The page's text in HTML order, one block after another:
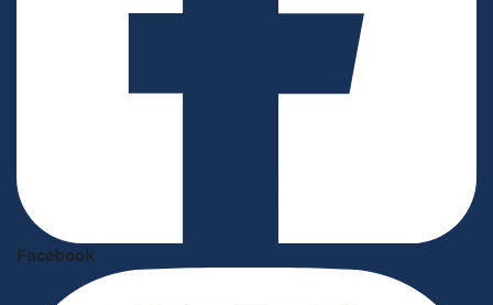
Facebook